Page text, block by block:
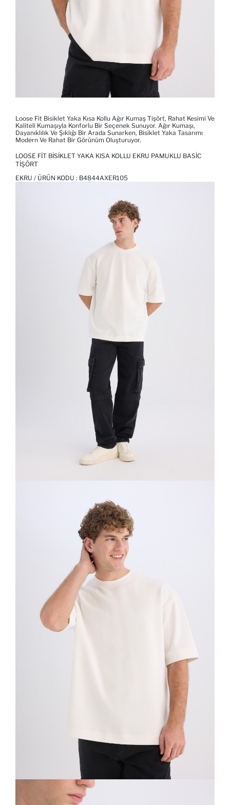
Loose Fit Bisiklet Yaka Kısa Kollu Ağır Kumaş Tişört, Rahat Kesimi Ve
Kaliteli Kumaşıyla Konforlu Bir Seçenek Sunuyor. Ağır Kumaşı,
Dayanıklılık Ve Şıklığı Bir Arada Sunarken, Bisiklet Yaka Tasarımı
Modern Ve Rahat Bir Görünüm Oluşturuyor.
LOOSE FIT BISIKLET YAKA KISA KOLLU EKRU PAMUKLU BASIC
TIŞÖRT
EKRU / ÜRÜN KODU : B4844AXER105